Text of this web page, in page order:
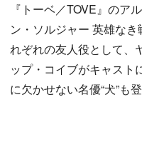
『トーベ／TOVE』のア
ン・ソルジャー 英雄な
れぞれの友人役として、
ップ・コイブがキャスト
に欠かせない名優“犬”も登